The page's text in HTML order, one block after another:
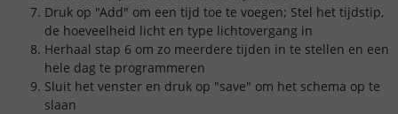
Druk op "Add" om een tijd toe te voegen; Stel het tijdstip,
de hoeveelheid licht en type lichtovergang in
Herhaal stap 6 om zo meerdere tijden in te stellen en een
hele dag te programmeren
Sluit het venster en druk op "save" om het schema op te
slaan